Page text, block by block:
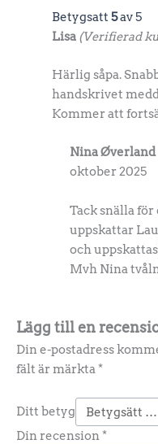
Betygsatt 5av 5
Lisa (Verifierad
Härlig såpa.
handskrivet
Kommer att
Nina Øverland
oktober 2025
Tack snälla
uppskattar
och
Mvh Nina
Lägg till en
Din e-postadress
fält är märkta*
Ditt betyg
Din recension*